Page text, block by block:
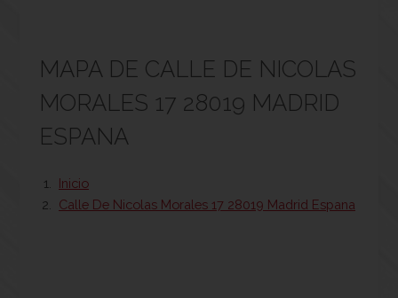
MAPA DE CALLE DE NICOLAS
MORALES 17 28019 MADRID
ESPANA
Inicio
Calle De Nicolas Morales 17 28019 Madrid Espana